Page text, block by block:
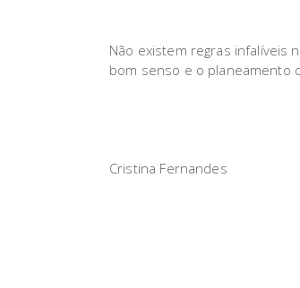
Não existem regras infalíveis
bom senso e o planeamento
Cristina Fernandes